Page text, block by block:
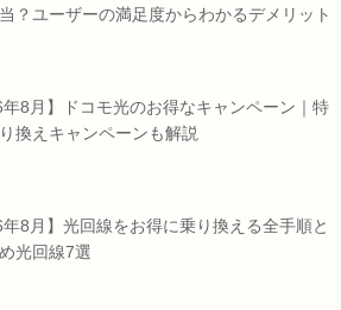
？ユーザーの満足度からわかるデメリット
年8月】ドコモ光のお得なキャンペーン｜特
換えキャンペーンも解説
年8月】光回線をお得に乗り換える全手順と
光回線7選